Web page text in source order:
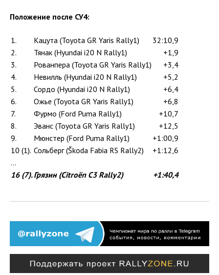
Положение после СУ4:
1. Кацута (Toyota GR Yaris Rally1)
32:10,9
2.
Тянак (Hyundai i20 N Rally1)
+1,9
3.
Рованпера (Toyota GR Yaris Rally1)
+3,4
4.
Невилль (Hyundai i20 N Rally1)
+5,2
5.
Сордо (Hyundai i20 N Rally1)
+6,4
6.
Ожье (Toyota GR Yaris Rally1)
+6,8
7.
Фурмо (Ford Puma Rally1)
+10,7
8.
Эванс (Toyota GR Yaris Rally1)
+12,5
9.
Мюнстер (Ford Puma Rally1)
+1:00,9
10 (1). Сольберг (Škoda Fabia RS Rally2)
+1:12,6
...
16 (7).Грязин (Citroën C3 Rally2) +1:40,4